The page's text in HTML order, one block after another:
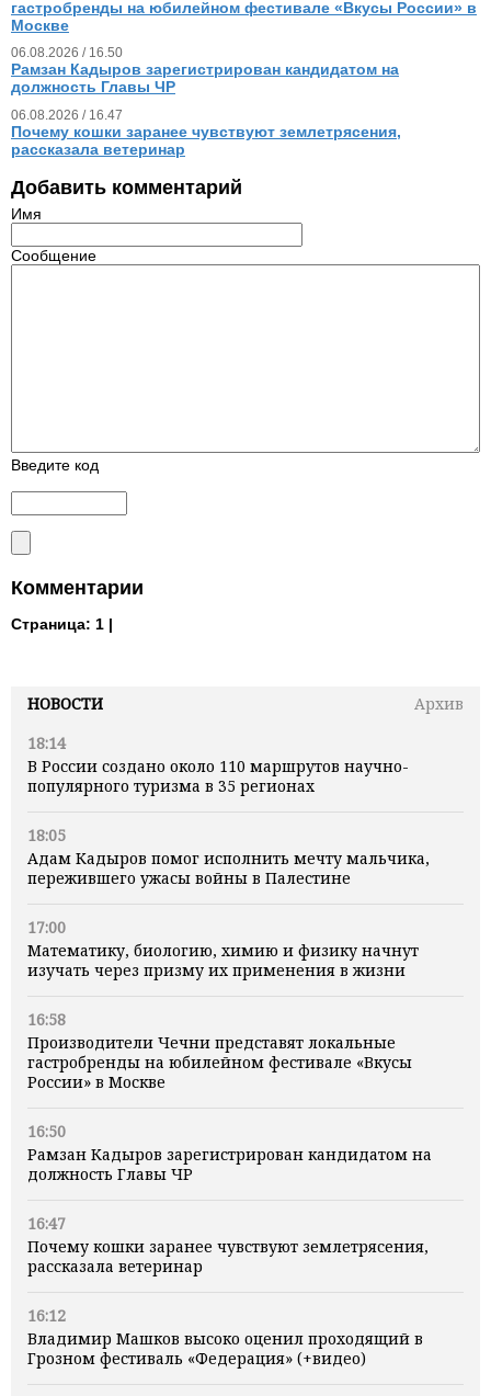
НОВОСТИ
Архив
18:14
В России создано около 110 маршрутов научно-
популярного туризма в 35 регионах
18:05
Адам Кадыров помог исполнить мечту мальчика,
пережившего ужасы войны в Палестине
17:00
Математику, биологию, химию и физику начнут
изучать через призму их применения в жизни
16:58
Производители Чечни представят локальные
гастробренды на юбилейном фестивале «Вкусы
России» в Москве
16:50
Рамзан Кадыров зарегистрирован кандидатом на
должность Главы ЧР
16:47
Почему кошки заранее чувствуют землетрясения,
рассказала ветеринар
16:12
Владимир Машков высоко оценил проходящий в
Грозном фестиваль «Федерация» (+видео)
гастробренды на юбилейном фестивале «Вкусы России» в
Москве
06.08.2026 / 16.50
Рамзан Кадыров зарегистрирован кандидатом на
должность Главы ЧР
06.08.2026 / 16.47
Почему кошки заранее чувствуют землетрясения,
рассказала ветеринар
Добавить комментарий
Имя
Сообщение
Введите код
Комментарии
Страница: 1 |